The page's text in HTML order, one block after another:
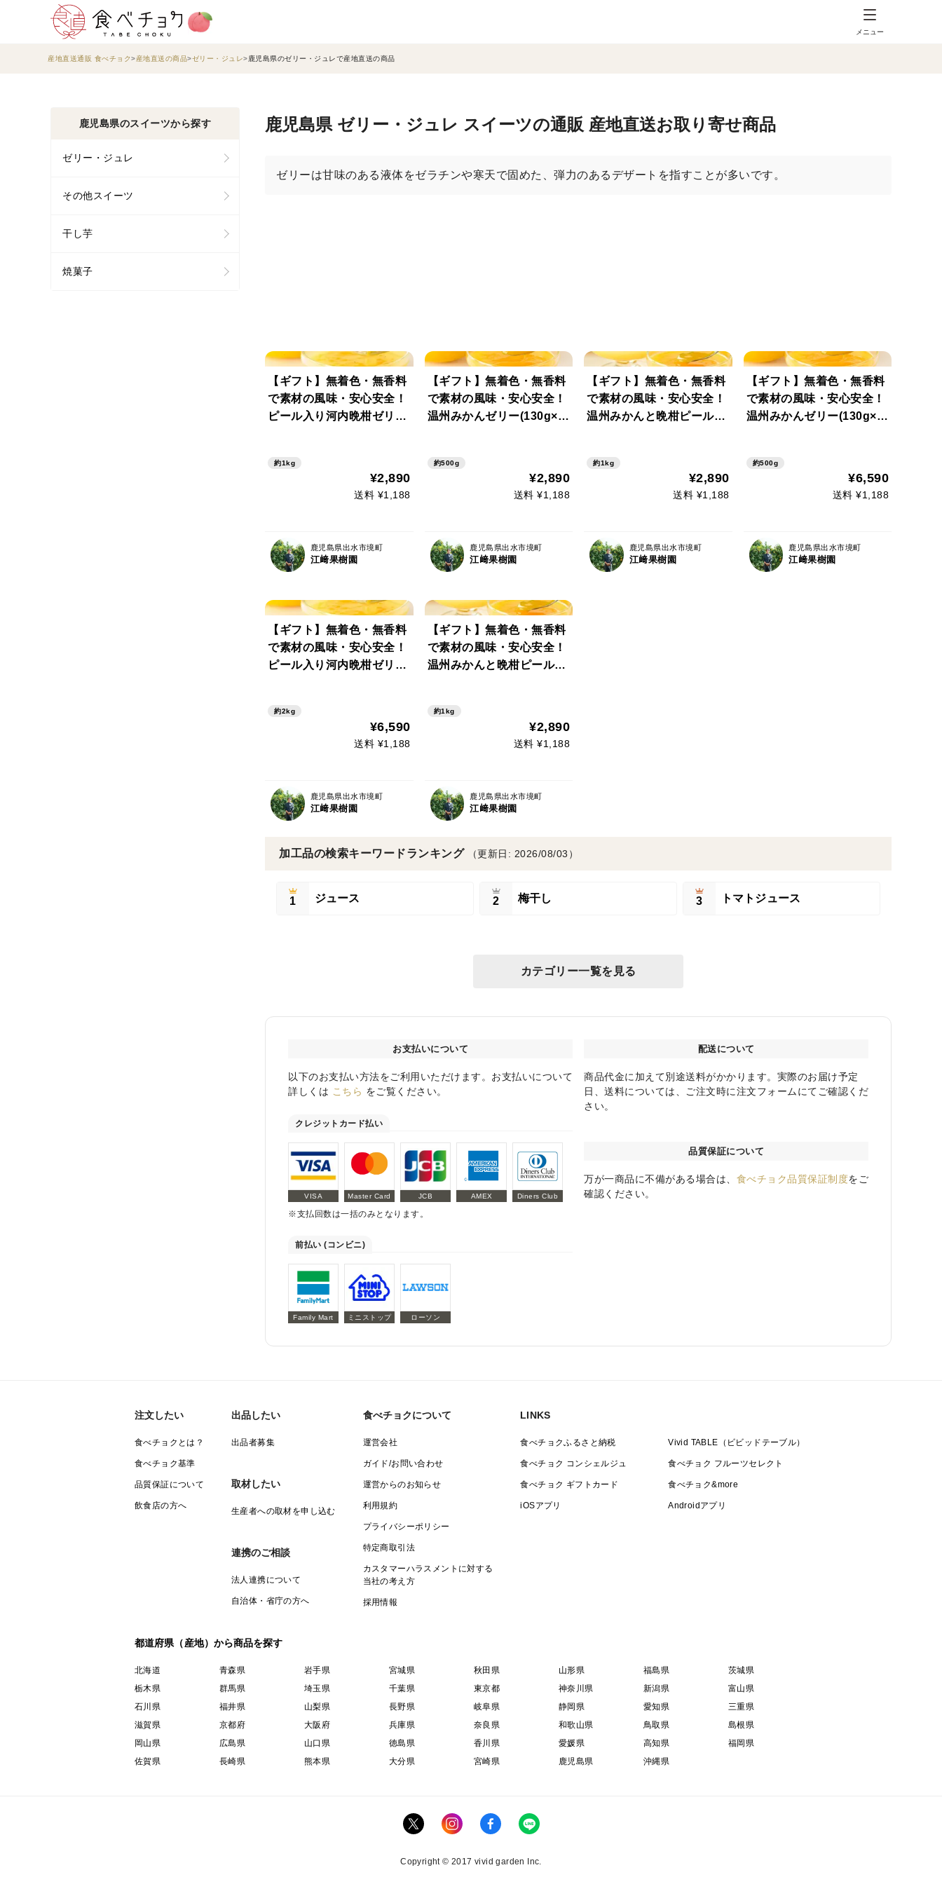
メニュー
産地直送通販 食べチョク 産地直送の商品 ゼリー・ジュレ 鹿児島県のゼリー・ジュレで産地直送の商品
鹿児島県 ゼリー・ジュレ スイーツの通販 産地直送お取り寄せ商品
ゼリーは甘味のある液体をゼラチンや寒天で固めた、弾力のあるデザートを指すことが多いです。
【ギフト】無着色・無香料
で素材の風味・安心安全！
ピール入り河内晩柑ゼリー
約1kg
¥2,890
送料 ¥1,188
鹿児島県出水市境町
江﨑果樹園
【ギフト】無着色・無香料
で素材の風味・安心安全！
温州みかんゼリー(130g×6
約500g
¥2,890
送料 ¥1,188
鹿児島県出水市境町
江﨑果樹園
【ギフト】無着色・無香料
で素材の風味・安心安全！
温州みかんと晩柑ピールゼ
約1kg
¥2,890
送料 ¥1,188
鹿児島県出水市境町
江﨑果樹園
【ギフト】無着色・無香料
で素材の風味・安心安全！
温州みかんゼリー(130g×1
約500g
¥6,590
送料 ¥1,188
鹿児島県出水市境町
江﨑果樹園
【ギフト】無着色・無香料
で素材の風味・安心安全！
ピール入り河内晩柑ゼリー
約2kg
¥6,590
送料 ¥1,188
鹿児島県出水市境町
江﨑果樹園
【ギフト】無着色・無香料
で素材の風味・安心安全！
温州みかんと晩柑ピールゼ
約1kg
¥2,890
送料 ¥1,188
鹿児島県出水市境町
江﨑果樹園
加工品の検索キーワードランキング （更新日: 2026/08/03）
1 ジュース 2 梅干し 3 トマトジュース
カテゴリー一覧を見る
お支払いについて
以下のお支払い方法をご利用いただけます。お支払いについて
詳しくは こちら をご覧ください。
クレジットカード払い
VISA Master Card JCB AMEX Diners Club
※支払回数は一括のみとなります。
前払い (コンビニ)
Family Mart ミニストップ ローソン
配送について
商品代金に加えて別途送料がかかります。実際のお届け予定
日、送料については、ご注文時に注文フォームにてご確認くだ
さい。
品質保証について
万が一商品に不備がある場合は、 食べチョク品質保証制度をご
確認ください。
鹿児島県のスイーツから探す
ゼリー・ジュレ
その他スイーツ
干し芋
焼菓子
注文したい
食べチョクとは？
食べチョク基準
品質保証について
飲食店の方へ
出品したい
出品者募集
取材したい
生産者への取材を申し込む
連携のご相談
法人連携について
自治体・省庁の方へ
食べチョクについて
運営会社
ガイド/お問い合わせ
運営からのお知らせ
利用規約
プライバシーポリシー
特定商取引法
カスタマーハラスメントに対する
当社の考え方
採用情報
LINKS
食べチョクふるさと納税 Vivid TABLE（ビビッドテーブル）
食べチョク コンシェルジュ 食べチョク フルーツセレクト
食べチョク ギフトカード 食べチョク&more
iOSアプリ Androidアプリ
都道府県（産地）から商品を探す
北海道 青森県 岩手県 宮城県 秋田県 山形県 福島県
茨城県
栃木県
群馬県 埼玉県 千葉県 東京都 神奈川県 新潟県
富山県
石川県
福井県 山梨県 長野県 岐阜県 静岡県 愛知県
三重県
滋賀県
京都府 大阪府 兵庫県 奈良県 和歌山県 鳥取県
島根県
岡山県
広島県 山口県 徳島県 香川県 愛媛県 高知県
福岡県
佐賀県
長崎県 熊本県 大分県 宮崎県 鹿児島県 沖縄県
Copyright © 2017 vivid garden Inc.